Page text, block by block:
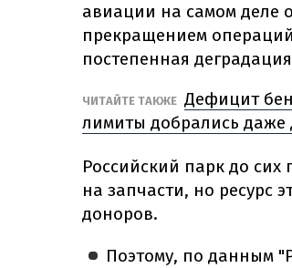
авиации на самом деле
прекращением
постепенная
ЧИТАЙТЕ ТАКЖЕ Дефицит
лимиты добрались даже
Российский парк до сих
на запчасти, но ресурс
доноров.
Поэтому, по данным